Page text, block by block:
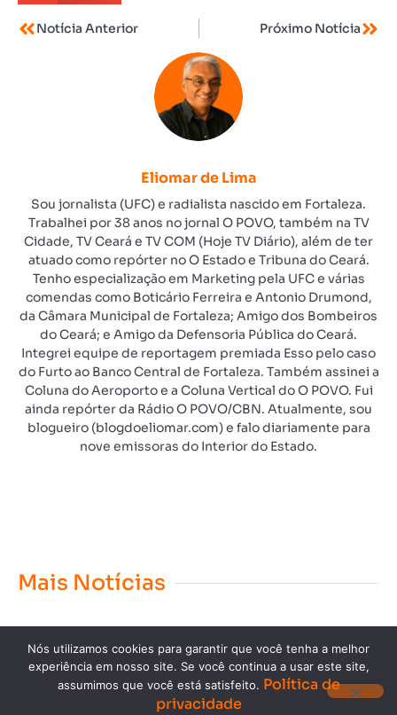
Notícia Anterior Próximo Notícia
Eliomar de Lima
Sou jornalista (UFC) e radialista nascido em Fortaleza.
Trabalhei por 38 anos no jornal O POVO, também na TV
Cidade, TV Ceará e TV COM (Hoje TV Diário), além de ter
atuado como repórter no O Estado e Tribuna do Ceará.
Tenho especialização em Marketing pela UFC e várias
comendas como Boticário Ferreira e Antonio Drumond,
da Câmara Municipal de Fortaleza; Amigo dos Bombeiros
do Ceará; e Amigo da Defensoria Pública do Ceará.
Integrei equipe de reportagem premiada Esso pelo caso
do Furto ao Banco Central de Fortaleza. Também assinei a
Coluna do Aeroporto e a Coluna Vertical do O POVO. Fui
ainda repórter da Rádio O POVO/CBN. Atualmente, sou
blogueiro (blogdoeliomar.com) e falo diariamente para
nove emissoras do Interior do Estado.
Mais Notícias
Nós utilizamos cookies para garantir que você tenha a melhor
experiência em nosso site. Se você continua a usar este site,
assumimos que você está satisfeito. Política de
privacidade